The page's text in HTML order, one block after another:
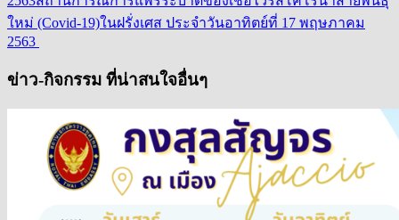
ใหม่ (Covid-19)ในฝรั่งเศส ประจำวันอาทิตย์ที่ 17 พฤษภาคม
2563
ข่าว-กิจกรรม ที่น่าสนใจอื่นๆ